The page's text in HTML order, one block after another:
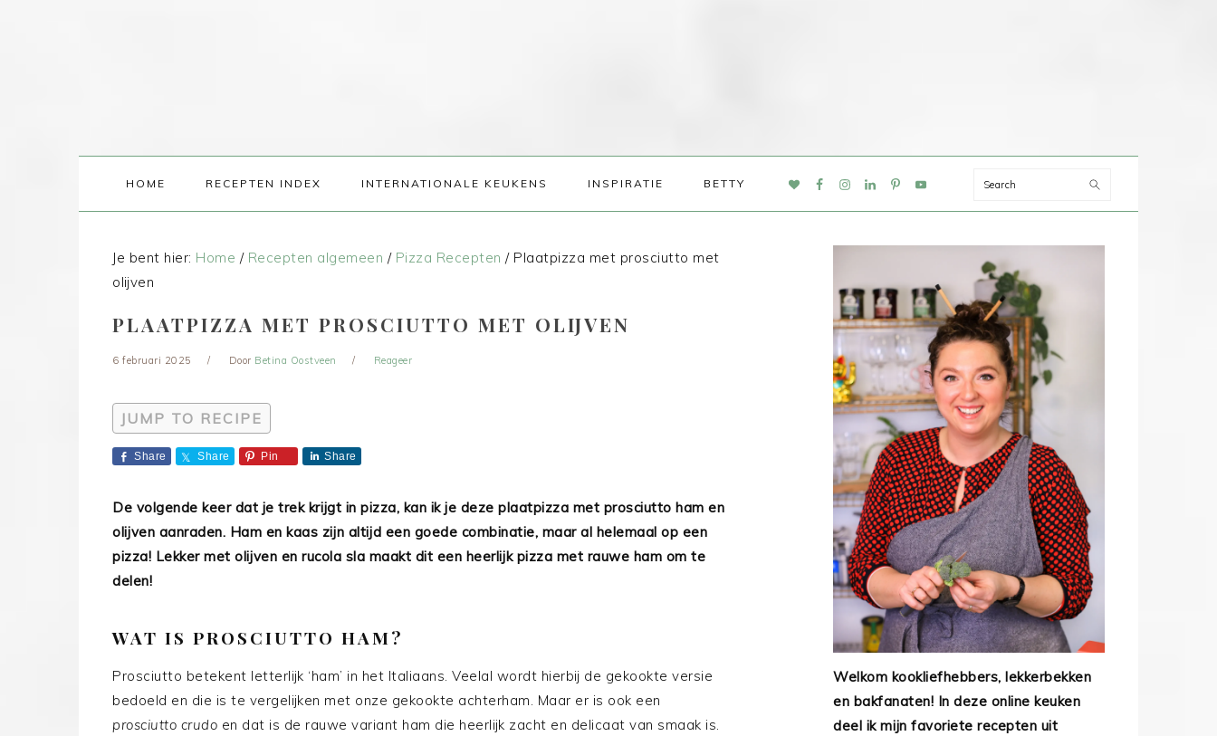
HOME RECEPTEN INDEX INTERNATIONALE KEUKENS INSPIRATIE BETTY
NAV
Search
Je bent hier: Home / Recepten algemeen / Pizza Recepten /Plaatpizza met prosciutto met
olijven
PLAATPIZZA MET PROSCIUTTO MET OLIJVEN
6 februari 2025 Door Betina Oostveen Reageer
JUMP TO RECIPE
Share Share Pin Share
De volgende keer dat je trek krijgt in pizza, kan ik je deze plaatpizza met prosciutto ham en
olijven aanraden. Ham en kaas zijn altijd een goede combinatie, maar al helemaal op een
pizza! Lekker met olijven en rucola sla maakt dit een heerlijk pizza met rauwe ham om te
delen!
WAT IS PROSCIUTTO HAM?
Prosciutto betekent letterlijk ‘ham’ in het Italiaans. Veelal wordt hierbij de gekookte versie
bedoeld en die is te vergelijken met onze gekookte achterham. Maar er is ook een
prosciutto crudo en dat is de rauwe variant ham die heerlijk zacht en delicaat van smaak is.
Welkom kookliefhebbers, lekkerbekken
en bakfanaten! In deze online keuken
deel ik mijn favoriete recepten uit